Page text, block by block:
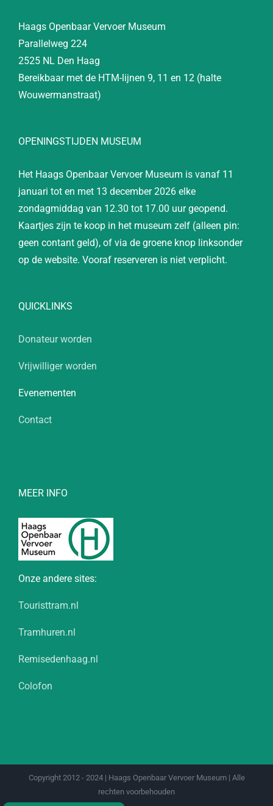
Haags Openbaar Vervoer Museum
Parallelweg 224
2525 NL Den Haag
Bereikbaar met de HTM-lijnen 9, 11 en 12 (halte
Wouwermanstraat)
OPENINGSTIJDEN MUSEUM
Het Haags Openbaar Vervoer Museum is vanaf 11
januari tot en met 13 december 2026 elke
zondagmiddag van 12.30 tot 17.00 uur geopend.
Kaartjes zijn te koop in het museum zelf (alleen pin:
geen contant geld), of via de groene knop linksonder
op de website. Vooraf reserveren is niet verplicht.
QUICKLINKS
Donateur worden
Vrijwilliger worden
Evenementen
Contact
MEER INFO
Onze andere sites:
Touristtram.nl
Tramhuren.nl
Remisedenhaag.nl
Colofon
Copyright 2012 - 2024 | Haags Openbaar Vervoer Museum | Alle
rechten voorbehouden